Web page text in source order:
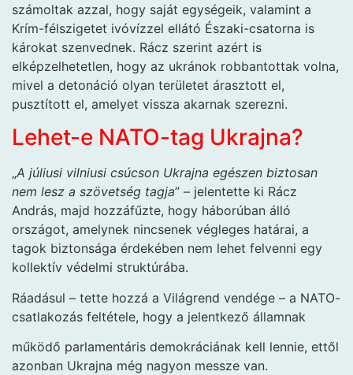
számoltak azzal, hogy saját egységeik, valamint a
Krím-félszigetet ivóvízzel ellátó Északi-csatorna is
károkat szenvednek. Rácz szerint azért is
elképzelhetetlen, hogy az ukránok robbantottak volna,
mivel a detonáció olyan területet árasztott el,
pusztított el, amelyet vissza akarnak szerezni.
Lehet-e NATO-tag Ukrajna?
„A júliusi vilniusi csúcson Ukrajna egészen biztosan
nem lesz a szövetség tagja” – jelentette ki Rácz
András, majd hozzáfűzte, hogy háborúban álló
országot, amelynek nincsenek végleges határai, a
tagok biztonsága érdekében nem lehet felvenni egy
kollektív védelmi struktúrába.
Ráadásul – tette hozzá a Világrend vendége – a NATO-
csatlakozás feltétele, hogy a jelentkező államnak
működő parlamentáris demokráciának kell lennie, ettől
azonban Ukrajna még nagyon messze van.